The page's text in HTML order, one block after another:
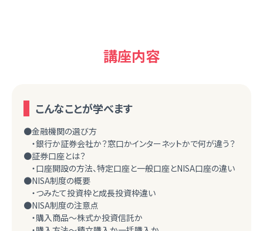
講座内容
こんなことが学べます
●金融機関の選び方
・銀行か証券会社か？窓口かインターネットかで何が違う？
●証券口座とは？
・口座開設の方法、特定口座と一般口座とNISA口座の違い
●NISA制度の概要
・つみたて投資枠と成長投資枠違い
●NISA制度の注意点
・購入商品～株式か投資信託か